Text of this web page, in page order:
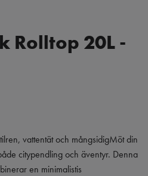
Rolltop 20L -
vattentät och mångsidigMöt din
citypendling och äventyr. Denna
en minimalistis